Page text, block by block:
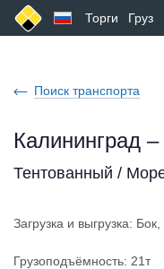
Торги Груз
Поиск транспорта
Калининград
Тентованный /
Загрузка и выгрузка:
Грузоподъёмность: 21т